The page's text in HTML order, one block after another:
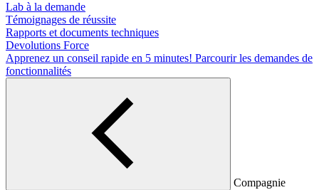
Lab à la demande
Témoignages de réussite
Rapports et documents techniques
Devolutions Force
Apprenez un conseil rapide en 5 minutes! Parcourir les demandes de
fonctionnalités
Compagnie